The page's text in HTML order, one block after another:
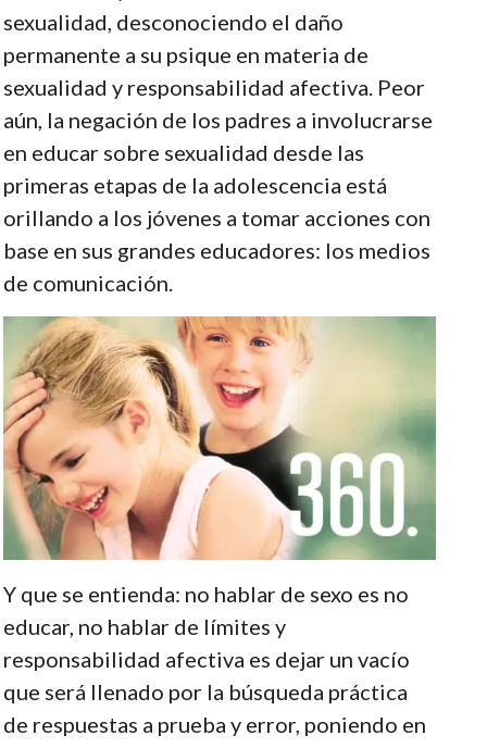
sexualidad, desconociendo el daño
permanente a su psique en materia de
sexualidad y responsabilidad afectiva. Peor
aún, la negación de los padres a involucrarse
en educar sobre sexualidad desde las
primeras etapas de la adolescencia está
orillando a los jóvenes a tomar acciones con
base en sus grandes educadores: los medios
de comunicación.
Y que se entienda: no hablar de sexo es no
educar, no hablar de límites y
responsabilidad afectiva es dejar un vacío
que será llenado por la búsqueda práctica
de respuestas a prueba y error, poniendo en